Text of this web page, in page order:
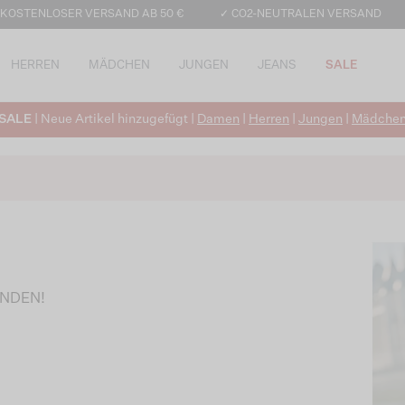
VERSAND AB 50 € ✓ CO2-NEUTRALEN VERSAND
HERREN MÄDCHEN JUNGEN JEANS SALE
| Neue Artikel hinzugefügt | Damen Herren Jungen